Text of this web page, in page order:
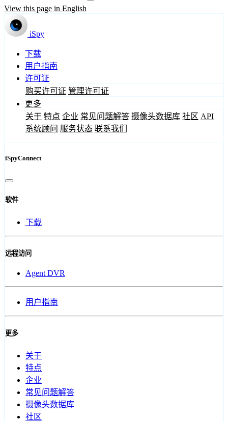
View this page in English
iSpy
下载
用户指南
许可证
购买许可证 管理许可证
更多
关于 特点 企业 常见问题解答 摄像头数据库 社区 API
系统顾问 服务状态 联系我们
iSpyConnect
软件
下载
远程访问
Agent DVR
用户指南
更多
关于
特点
企业
常见问题解答
摄像头数据库
社区